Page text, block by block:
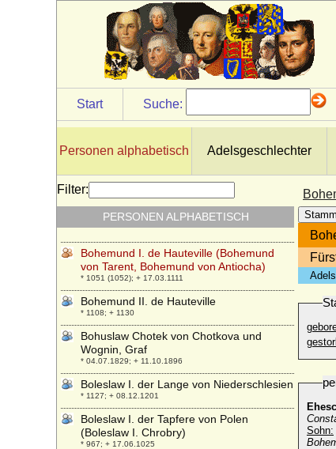
Start Suche:
Personen alphabetisch Adelsgeschlechter
Sohn:
Filter:
PERSONEN ALPHABETISCH
Bogislaw VIII. von Pommern-Stargard
* 1364; + 11.02.1418
Bogislaw X. von Pommern
* 03.06.1454; + 05.10.1523
Bogislaw XIII. von Pommern-Barth und
Bogislaw XIV. von Pommern
* 31.03.1580; + 10.03.1637
Boguslaw Radziwill
* 03.05.1620; + 31.12.1669
Boguslaw Radziwill
* 03.01.1809; + 02.01.1873
Bohemund I. de Hauteville (Bohemund
von Tarent, Bohemund von Antiocha)
* 1051 (1052); + 17.03.1111
Bohemund II. de Hauteville
* 1108; + 1130
Bohuslaw Chotek von Chotkova und
Wognin, Graf
* 04.07.1829; + 11.10.1896
Boleslaw I. der Lange von Niederschlesien
* 1127; + 08.12.1201
Boleslaw I. der Tapfere von Polen
(Boleslaw I. Chrobry)
* 967; + 17.06.1025